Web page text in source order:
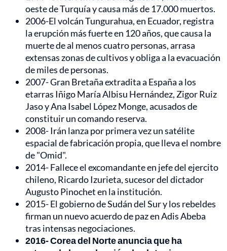
oeste de Turquía y causa más de 17.000 muertos.
2006-El volcán Tungurahua, en Ecuador, registra
la erupción más fuerte en 120 años, que causa la
muerte de al menos cuatro personas, arrasa
extensas zonas de cultivos y obliga a la evacuación
de miles de personas.
2007- Gran Bretaña extradita a España a los
etarras Iñigo María Albisu Hernández, Zigor Ruiz
Jaso y Ana Isabel López Monge, acusados de
constituir un comando reserva.
2008- Irán lanza por primera vez un satélite
espacial de fabricación propia, que lleva el nombre
de "Omid".
2014- Fallece el excomandante en jefe del ejercito
chileno, Ricardo Izurieta, sucesor del dictador
Augusto Pinochet en la institución.
2015- El gobierno de Sudán del Sur y los rebeldes
firman un nuevo acuerdo de paz en Adis Abeba
tras intensas negociaciones.
2016- Corea del Norte anuncia que ha